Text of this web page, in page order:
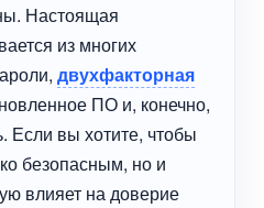
Настоящая
из многих
двухфакторная
ПО и, конечно,
Если вы хотите, чтобы
безопасным, но и
влияет на доверие